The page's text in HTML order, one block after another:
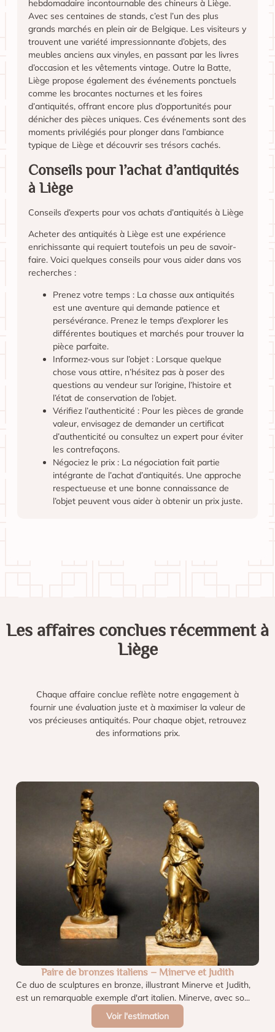
hebdomadaire incontournable des chineurs à Liège.
Avec ses centaines de stands, c’est l’un des plus
grands marchés en plein air de Belgique. Les visiteurs y
trouvent une variété impressionnante d’objets, des
meubles anciens aux vinyles, en passant par les livres
d’occasion et les vêtements vintage. Outre la Batte,
Liège propose également des événements ponctuels
comme les brocantes nocturnes et les foires
d’antiquités, offrant encore plus d’opportunités pour
dénicher des pièces uniques. Ces événements sont des
moments privilégiés pour plonger dans l’ambiance
typique de Liège et découvrir ses trésors cachés.
Conseils pour l’achat d’antiquités
à Liège
Conseils d’experts pour vos achats d’antiquités à Liège
Acheter des antiquités à Liège est une expérience
enrichissante qui requiert toutefois un peu de savoir-
faire. Voici quelques conseils pour vous aider dans vos
recherches :
Prenez votre temps : La chasse aux antiquités
est une aventure qui demande patience et
persévérance. Prenez le temps d’explorer les
différentes boutiques et marchés pour trouver la
pièce parfaite.
Informez-vous sur l’objet : Lorsque quelque
chose vous attire, n’hésitez pas à poser des
questions au vendeur sur l’origine, l’histoire et
l’état de conservation de l’objet.
Vérifiez l’authenticité : Pour les pièces de grande
valeur, envisagez de demander un certificat
d’authenticité ou consultez un expert pour éviter
les contrefaçons.
Négociez le prix : La négociation fait partie
intégrante de l’achat d’antiquités. Une approche
respectueuse et une bonne connaissance de
l’objet peuvent vous aider à obtenir un prix juste.
Les affaires conclues récemment à
Liège
Chaque affaire conclue reflète notre engagement à
fournir une évaluation juste et à maximiser la valeur de
vos précieuses antiquités. Pour chaque objet, retrouvez
des informations prix.
Paire de bronzes italiens – Minerve et Judith
Ce duo de sculptures en bronze, illustrant Minerve et Judith,
est un remarquable exemple d'art italien. Minerve, avec so...
Voir l'estimation